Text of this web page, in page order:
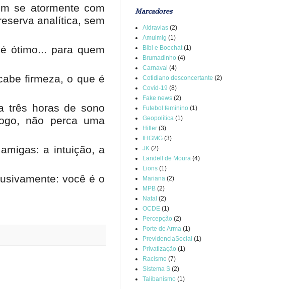
se atormente com
analítica, sem
ótimo... para quem
firmeza, o que é
três horas de sono
não perca uma
a intuição, a
você é o
Marcadores
Aldravias (2)
Amulmig (1)
Bibi e Boechat (1)
Brumadinho (4)
Carnaval (4)
Cotidiano desconcertante (2)
Covid-19 (8)
Fake news (2)
Futebol feminino (1)
Geopolítica (1)
Hitler (3)
IHGMG (3)
JK (2)
Landell de Moura (4)
Lions (1)
Mariana (2)
MPB (2)
Natal (2)
OCDE (1)
Percepção (2)
Porte de Arma (1)
PrevidenciaSocial (1)
Privatização (1)
Racismo (7)
Sistema S (2)
Talibanismo (1)